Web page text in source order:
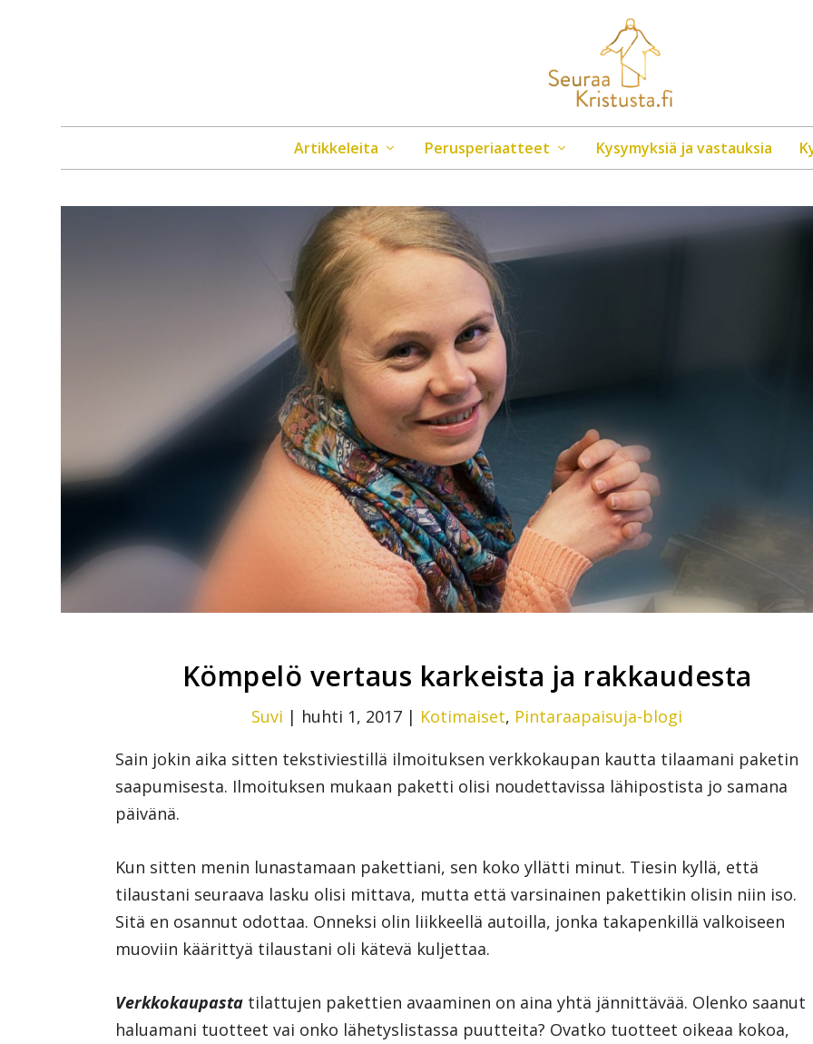
Artikkeleita Perusperiaatteet Kysymyksiä ja vastauksia
Kömpelö vertaus karkeista ja rakkaudesta
Suvi | huhti 1, 2017 | Kotimaiset, Pintaraapaisuja-blogi
Sain jokin aika sitten tekstiviestillä ilmoituksen verkkokaupan kautta tilaamani paketin
saapumisesta. Ilmoituksen mukaan paketti olisi noudettavissa lähipostista jo samana
päivänä.
Kun sitten menin lunastamaan pakettiani, sen koko yllätti minut. Tiesin kyllä, että
tilaustani seuraava lasku olisi mittava, mutta että varsinainen pakettikin olisin niin iso.
Sitä en osannut odottaa. Onneksi olin liikkeellä autoilla, jonka takapenkillä valkoiseen
muoviin käärittyä tilaustani oli kätevä kuljettaa.
Verkkokaupasta tilattujen pakettien avaaminen on aina yhtä jännittävää. Olenko saanut
haluamani tuotteet vai onko lähetyslistassa puutteita? Ovatko tuotteet oikeaa kokoa,